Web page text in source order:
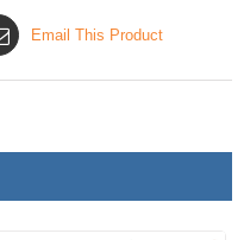
Email This Product